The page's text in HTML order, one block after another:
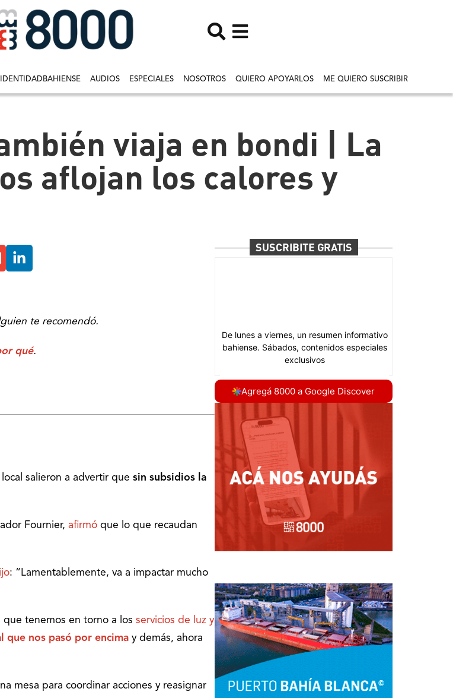
AUDIOS ESPECIALES NOSOTROS QUIERO APOYARLOS ME QUIERO SUSCRIBIR
viaja en bondi | La
aflojan los calores y
te recomendó.
qué.
salieron a advertir que sin subsidios la
Fournier, afirmó que lo que recaudan
: “Lamentablemente, va a impactar mucho
que tenemos en torno a los servicios de luz y
que nos pasó por encima y demás, ahora
mesa para coordinar acciones y reasignar
SUSCRIBITE GRATIS
Agregá 8000 a Google Discover